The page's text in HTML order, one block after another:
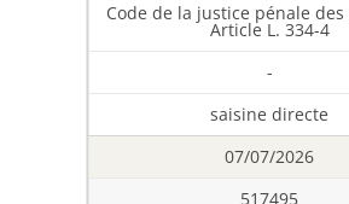
Code de la justice pénale
Article L. 334-4
-
saisine directe
07/07/2026
517495